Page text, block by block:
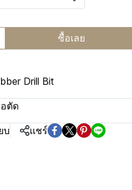
ซื้อเลย
Drill Bit
ตัด
บ แชร์